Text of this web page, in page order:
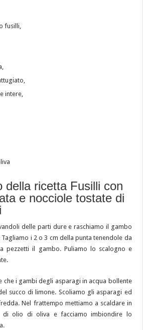
fusilli,
intere,
della ricetta Fusilli con
e nocciole tostate di
delle parti dure e raschiamo il gambo
Tagliamo i 2 o 3 cm della punta tenendole da
pezzetti il gambo. Puliamo lo scalogno e
che i gambi degli asparagi in acqua bollente
succo di limone. Scoliamo gli asparagi ed
Nel frattempo mettiamo a scaldare in
di olio di oliva e facciamo imbiondire lo